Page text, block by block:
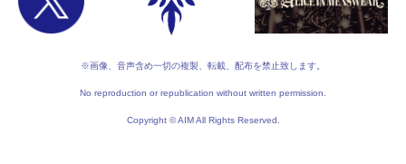
※画像、音声含め一切の複製、転載、配布を禁止致します。
No reproduction or republication without written permission.
Copyright © AIM All Rights Reserved.